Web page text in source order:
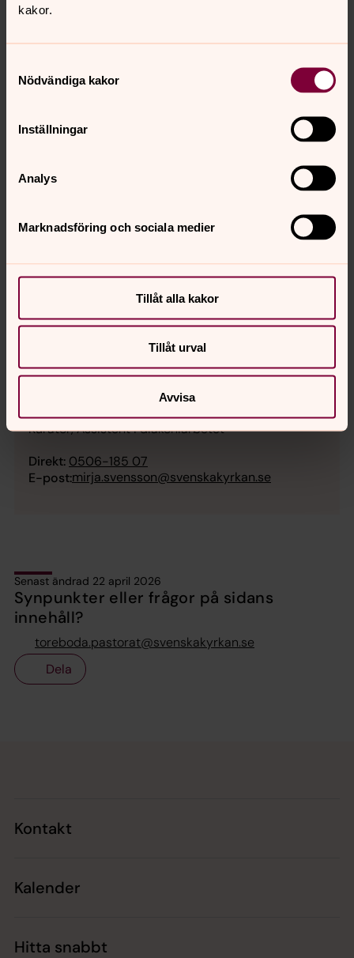
kakor.
Nödvändiga kakor
Inställningar
Analys
Marknadsföring och sociala medier
Tillåt alla kakor
Tillåt urval
Avvisa
Pehr-Håkan Johnson
pehr-hakan.johnson@svenskakyrkan.se
Kurator, Assistent i diakoniarbetet
Direkt: 0506-185 07
E-post:mirja.svensson@svenskakyrkan.se
Senast ändrad 22 april 2026
Synpunkter eller frågor på sidans
innehåll?
toreboda.pastorat@svenskakyrkan.se
Dela
Kontakt
Kalender
Hitta snabbt